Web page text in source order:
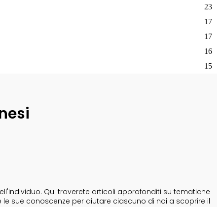
23
17
17
16
15
Qui troverete articoli approfonditi su tematiche
sue conoscenze per aiutare ciascuno di noi a scoprire il